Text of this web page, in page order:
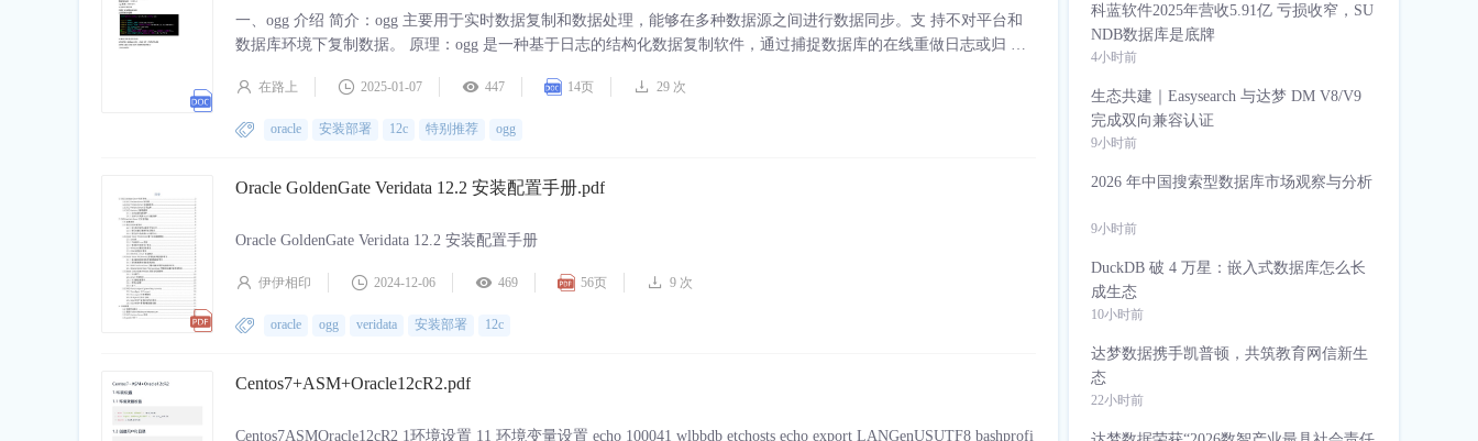
一、ogg 介绍 简介：ogg 主要用于实时数据复制和数据处理，能够在多种数据源之间进行数据同步。支 持不对平台和
数据库环境下复制数据。 原理：ogg 是一种基于日志的结构化数据复制软件，通过捕捉数据库的在线重做日志或归 档
组件：manager 进程、extract 进程、data pump 进程、 trail 文件、server collector 进程、 replicat 进程。其中 extrac
在路上 2025-01-07 447 14页 29 次
oracle 安装部署 12c 特别推荐 ogg
Oracle GoldenGate Veridata 12.2 安装配置手册.pdf
Oracle GoldenGate Veridata 12.2 安装配置手册
伊伊相印 2024-12-06 469 56页 9 次
oracle ogg veridata 安装部署 12c
Centos7+ASM+Oracle12cR2.pdf
Centos7ASMOracle12cR2 1环境设置 11 环境变量设置 echo 100041 wlbbdb etchosts echo export LANGenUSUTF8 bashprofi
科蓝软件2025年营收5.91亿 亏损收窄，SU
NDB数据库是底牌
4小时前
生态共建｜Easysearch 与达梦 DM V8/V9
完成双向兼容认证
9小时前
2026 年中国搜索型数据库市场观察与分析
9小时前
DuckDB 破 4 万星：嵌入式数据库怎么长
成生态
10小时前
达梦数据携手凯普顿，共筑教育网信新生
态
22小时前